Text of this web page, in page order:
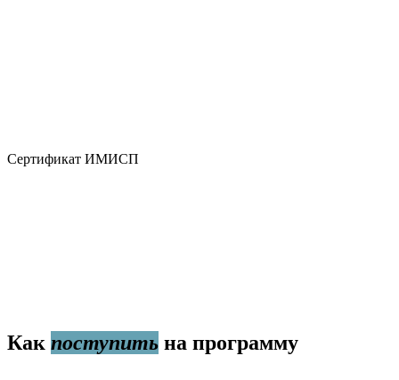
Сертификат ИМИСП
Как поступить на программу